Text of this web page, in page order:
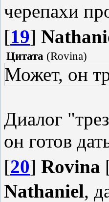
черепахи
[19]
Цитата (Rovina)
Может, он
Диалог
он готов
[20] Rovina
Nathaniel,